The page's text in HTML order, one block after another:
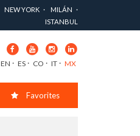
NEW YORK
MILÁN
ISTANBUL
EN ES CO IT MX
Favorites